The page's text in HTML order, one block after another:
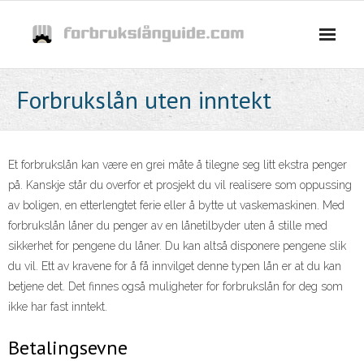
Forbrukslån uten inntekt
Et forbrukslån kan være en grei måte å tilegne seg litt ekstra penger
på. Kanskje står du overfor et prosjekt du vil realisere som oppussing
av boligen, en etterlengtet ferie eller å bytte ut vaskemaskinen. Med
forbrukslån låner du penger av en lånetilbyder uten å stille med
sikkerhet for pengene du låner. Du kan altså disponere pengene slik
du vil. Ett av kravene for å få innvilget denne typen lån er at du kan
betjene det. Det finnes også muligheter for forbrukslån for deg som
ikke har fast inntekt.
Betalingsevne